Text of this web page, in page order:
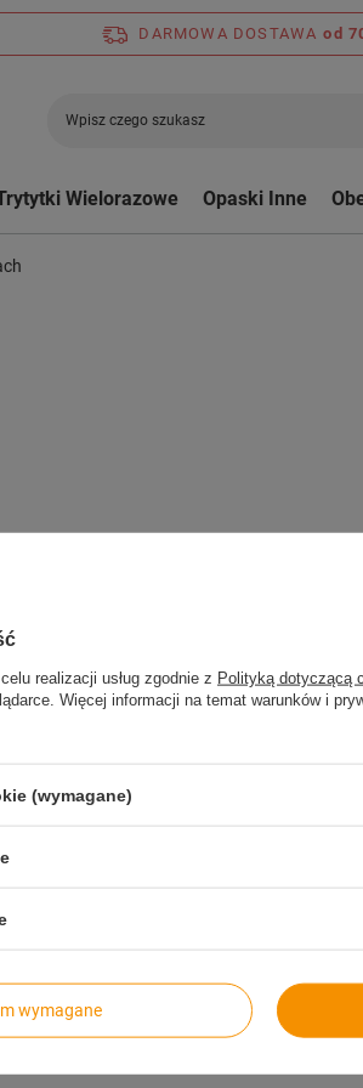
DARMOWA DOSTAWA od
Wielorazowe Opaski Inne
przyczyny
realizacji usług zgodnie z Polityką dotyczącą
Więcej informacji na temat warunków i
(wymagane)
wymagane